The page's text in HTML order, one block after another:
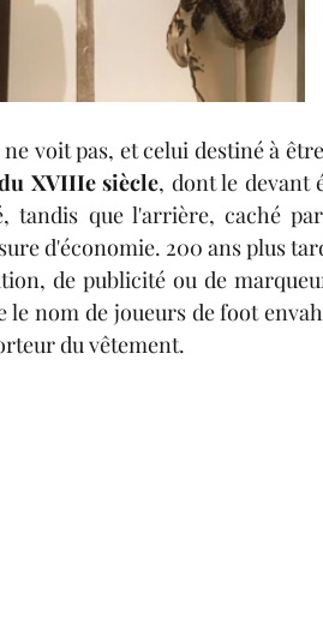
voit pas, et celui destiné à
XVIIIe siècle, dont le devant
tandis que l'arrière, caché
d'économie. 200 ans plus
de publicité ou de
nom de joueurs de foot
du vêtement.